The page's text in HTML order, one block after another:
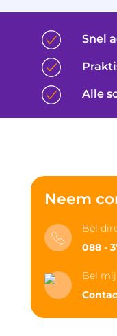
Snel
Alle
Neem
Bel
088 -
Bel